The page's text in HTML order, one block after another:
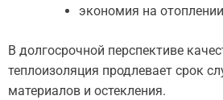
экономия на
В долгосрочной перспективе
теплоизоляция продлевает срок
материалов и остекления.